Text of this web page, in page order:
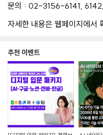
문의 : 02-3156-6141,
자세한 내용은 웹페이지에서
추천 이벤트